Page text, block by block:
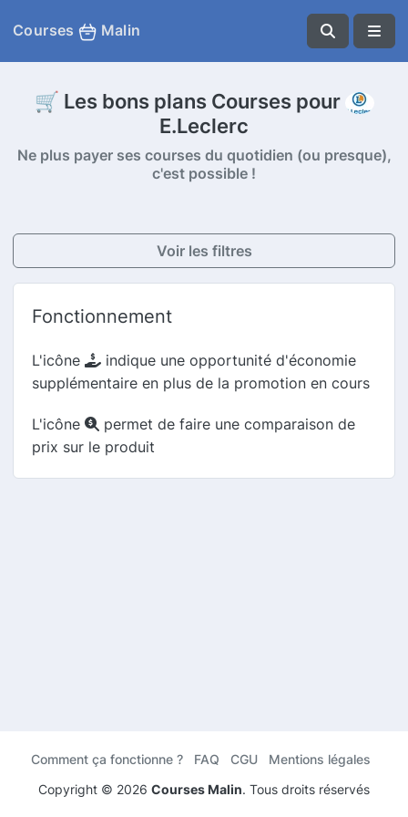
Courses Malin
🛒 Les bons plans Courses pour
E.Leclerc
Ne plus payer ses courses du quotidien (ou presque),
c'est possible !
Voir les filtres
Fonctionnement
L'icône
indique une opportunité d'économie
supplémentaire en plus de la promotion en cours
L'icône
permet de faire une comparaison de
prix sur le produit
Comment ça fonctionne ? FAQ CGU
Mentions légales
Copyright © 2026 Courses Malin. Tous droits réservés